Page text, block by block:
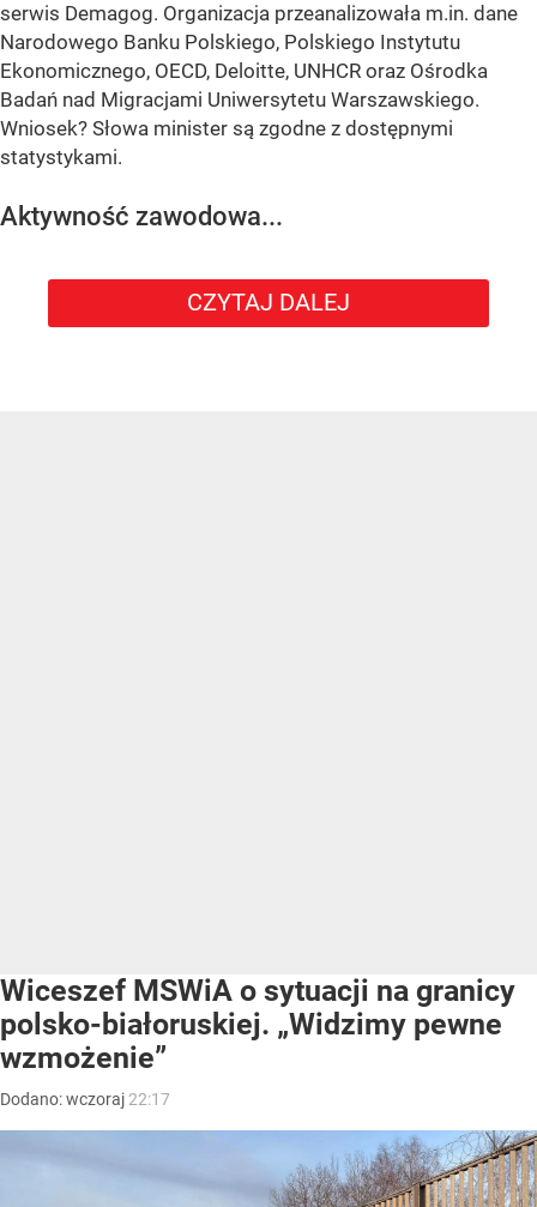
serwis Demagog. Organizacja przeanalizowała m.in. dane
Narodowego Banku Polskiego, Polskiego Instytutu
Ekonomicznego, OECD, Deloitte, UNHCR oraz Ośrodka
Badań nad Migracjami Uniwersytetu Warszawskiego.
Wniosek? Słowa minister są zgodne z dostępnymi
statystykami.
Aktywność zawodowa...
CZYTAJ DALEJ
Wiceszef MSWiA o sytuacji na granicy
polsko-białoruskiej. „Widzimy pewne
wzmożenie”
Dodano:wczoraj 22:17